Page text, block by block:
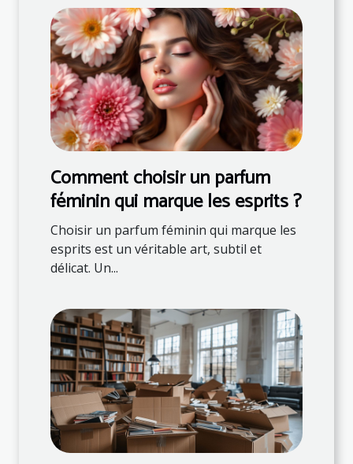
Comment choisir un parfum
féminin qui marque les esprits ?
Choisir un parfum féminin qui marque les
esprits est un véritable art, subtil et
délicat. Un...